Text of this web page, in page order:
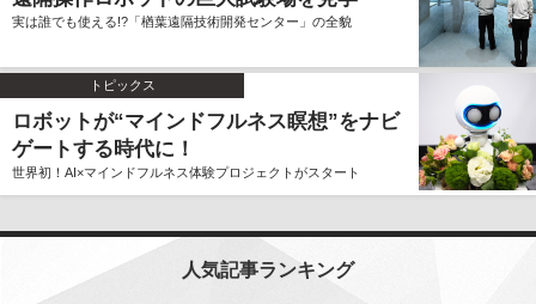
実は誰でも使える!?「楢葉遠隔技術開発センター」の全貌
トピックス
ロボットが“マインドフルネス瞑想”をナビ
ゲートする時代に！
世界初！AI×マインドフルネス体験プロジェクトがスタート
人気記事ランキング